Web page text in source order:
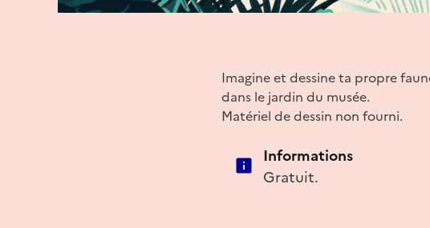
Imagine et dessine ta propre
dans le jardin du musée.
Matériel de dessin non fourni.
Informations
Gratuit.